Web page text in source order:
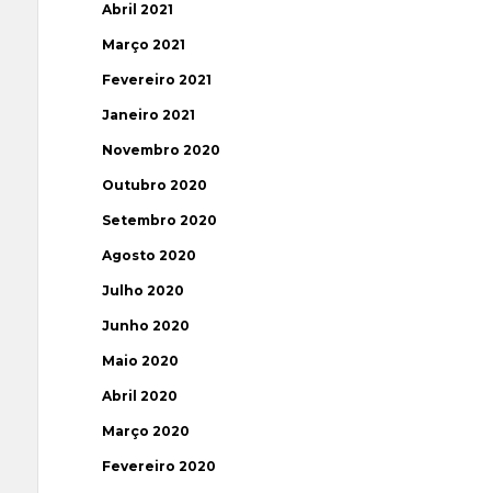
Abril 2021
Março 2021
Fevereiro 2021
Janeiro 2021
Novembro 2020
Outubro 2020
Setembro 2020
Agosto 2020
Julho 2020
Junho 2020
Maio 2020
Abril 2020
Março 2020
Fevereiro 2020